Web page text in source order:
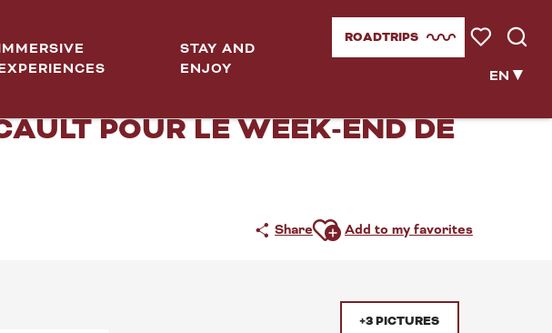
STAY AND
ENJOY
EN
ROADTRIPS
2024 À SAINT-ROMAIN
POUR LE WEEK-END DE
ShareAjouter aux favoris
Add to my favorites
+3 PICTURES